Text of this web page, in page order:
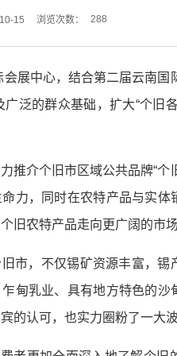
15 浏览次数： 288
展中心，结合第二届云南
泛的群众基础，扩大“个旧
推介个旧市区域公共品牌“
力，同时在农特产品与实
旧农特产品走向更广阔的市
市，不仅锡矿资源丰富，
甸乳业、具有地方特色的
的认可，也实力圈粉了一大